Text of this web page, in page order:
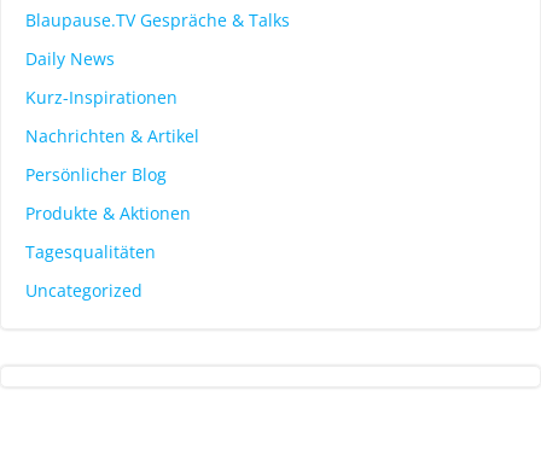
Blaupause.TV Gespräche & Talks
Daily News
Kurz-Inspirationen
Nachrichten & Artikel
Persönlicher Blog
Produkte & Aktionen
Tagesqualitäten
Uncategorized